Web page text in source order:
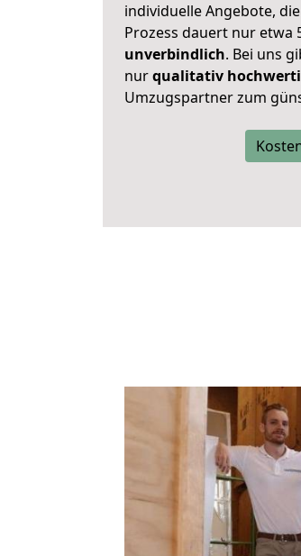
individuelle Angebote,
Prozess dauert nur etwa
unverbindlich. Bei uns
nurqualitativ
Umzugspartner zum